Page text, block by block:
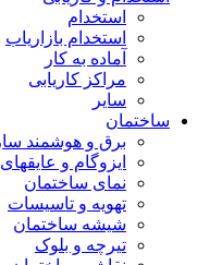
استخدام
استخدام بازاریاب
آماده به کار
مراکز کاریابی
سایر
ساختمان
برق و هوشمند
ایزوگام و
نمای ساختمان
تهویه و تاسیسات
شیشه ساختمان
تیرچه و بلوک